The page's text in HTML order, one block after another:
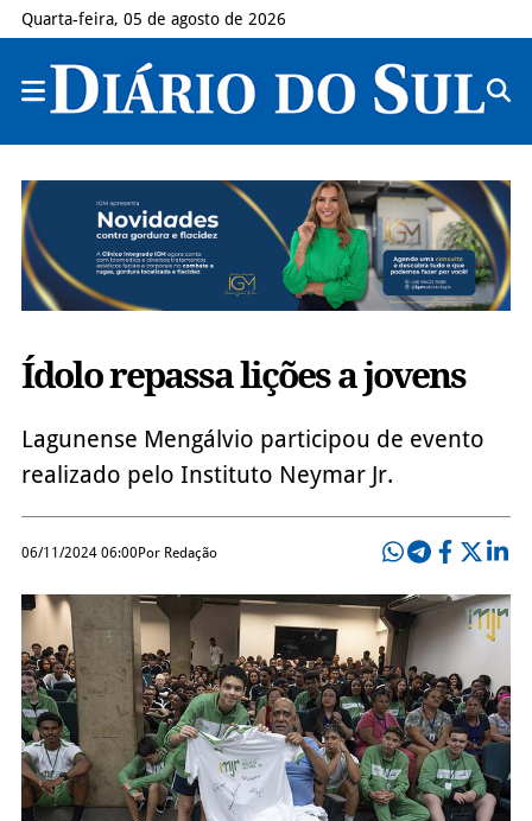
Quarta-feira, 05 de agosto de 2026
Ídolo repassa lições a jovens
Lagunense Mengálvio participou de evento
realizado pelo Instituto Neymar Jr.
06/11/2024 06:00Por Redação